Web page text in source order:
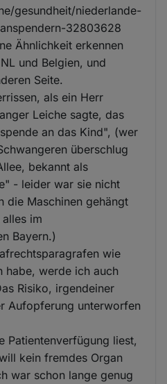
gesundheit/niederlande-
32803628
Ähnlichkeit erkennen
und Belgien, und
Seite.
als ein Herr
Leiche sagte, das
an das Kind", (wer
überschlug
bekannt als
- leider war sie nicht
die Maschinen gehängt
im
Bayern.)
wie
habe, werde ich auch
Risiko, irgendeiner
Aufopferung unterworfen
Patientenverfügung liest,
kein fremdes Organ
war schon lange genug